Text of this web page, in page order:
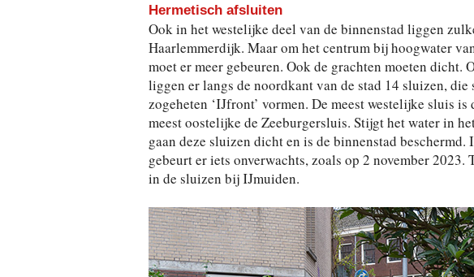
Hermetisch afsluiten
Ook in het westelijke deel van de binnenstad liggen
Haarlemmerdijk. Maar om het centrum bij hoogwater
moet er meer gebeuren. Ook de grachten moeten
liggen er langs de noordkant van de stad 14 sluizen, die
zogeheten ‘IJfront’ vormen. De meest westelijke sluis
meest oostelijke de Zeeburgersluis. Stijgt het water in
gaan deze sluizen dicht en is de binnenstad beschermd.
gebeurt er iets onverwachts, zoals op 2 november 2023.
in de sluizen bij IJmuiden.